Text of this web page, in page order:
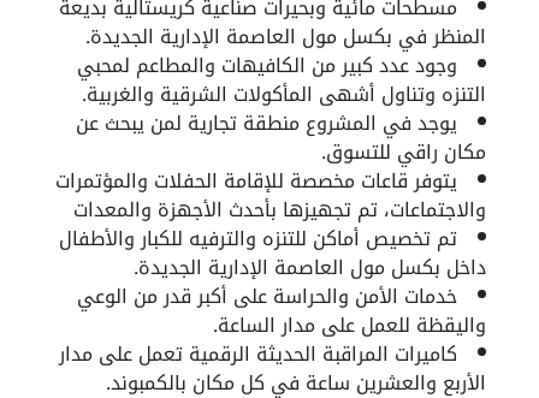
المنظر في بكسل مول العاصمة الإدارية الجديدة.
وجود عدد كبير من الكافيهات والمطاعم لمحبي
التنزه وتناول أشهى المأكولات الشرقية والغربية.
يوجد في المشروع منطقة تجارية لمن يبحث عن
مكان راقي للتسوق.
يتوفر قاعات مخصصة للإقامة الحفلات والمؤتمرات
والاجتماعات، تم تجهيزها بأحدث الأجهزة والمعدات
تم تخصيص أماكن للتنزه والترفيه للكبار والأطفال
داخل بكسل مول العاصمة الإدارية الجديدة.
خدمات الأمن والحراسة على أكبر قدر من الوعي
واليقظة للعمل على مدار الساعة.
كاميرات المراقبة الحديثة الرقمية تعمل على مدار
الأربع والعشرين ساعة في كل مكان بالكمبوند.